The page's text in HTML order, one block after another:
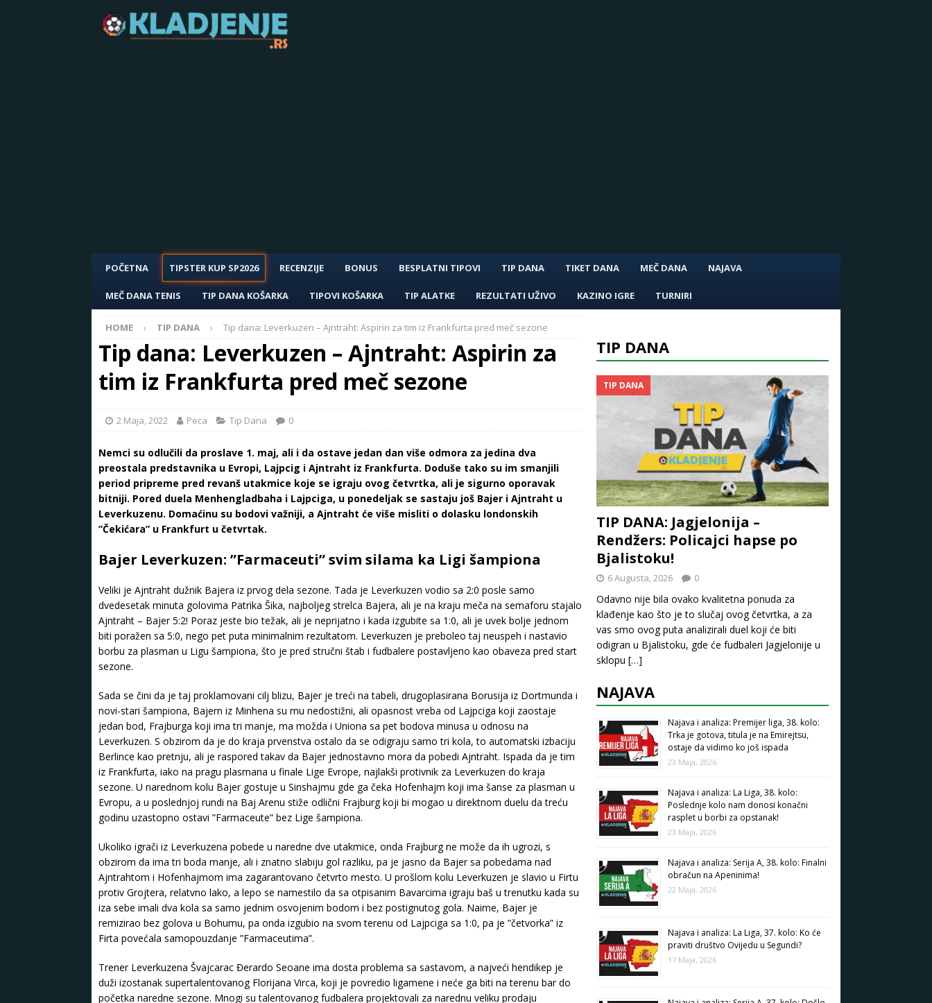
POČETNA TIPSTER KUP SP2026 RECENZIJE BONUS BESPLATNI TIPOVI TIP DANA TIKET DANA MEČ DANA NAJAVA
MEČ DANA TENIS TIP DANA KOŠARKA TIPOVI KOŠARKA TIP ALATKE REZULTATI UŽIVO KAZINO IGRE TURNIRI
HOME TIP DANA Tip dana: Leverkuzen – Ajntraht: Aspirin za tim iz Frankfurta pred meč sezone
Tip dana: Leverkuzen – Ajntraht: Aspirin za
tim iz Frankfurta pred meč sezone
2 Maja, 2022 Peca Tip Dana 0
Nemci su odlučili da proslave 1. maj, ali i da ostave jedan dan više odmora za jedina dva
preostala predstavnika u Evropi, Lajpcig i Ajntraht iz Frankfurta. Doduše tako su im smanjili
period pripreme pred revanš utakmice koje se igraju ovog četvrtka, ali je sigurno oporavak
bitniji. Pored duela Menhengladbaha i Lajpciga, u ponedeljak se sastaju još Bajer i Ajntraht u
Leverkuzenu. Domaćinu su bodovi važniji, a Ajntraht će više misliti o dolasku londonskih
”Čekićara” u Frankfurt u četvrtak.
Bajer Leverkuzen: ”Farmaceuti” svim silama ka Ligi šampiona
Veliki je Ajntraht dužnik Bajera iz prvog dela sezone. Tada je Leverkuzen vodio sa 2:0 posle samo
dvedesetak minuta golovima Patrika Šika, najboljeg strelca Bajera, ali je na kraju meča na semaforu stajalo
Ajntraht – Bajer 5:2! Poraz jeste bio težak, ali je neprijatno i kada izgubite sa 1:0, ali je uvek bolje jednom
biti poražen sa 5:0, nego pet puta minimalnim rezultatom. Leverkuzen je preboleo taj neuspeh i nastavio
borbu za plasman u Ligu šampiona, što je pred stručni štab i fudbalere postavljeno kao obaveza pred start
sezone.
Sada se čini da je taj proklamovani cilj blizu, Bajer je treći na tabeli, drugoplasirana Borusija iz Dortmunda i
novi-stari šampiona, Bajern iz Minhena su mu nedostižni, ali opasnost vreba od Lajpciga koji zaostaje
jedan bod, Frajburga koji ima tri manje, ma možda i Uniona sa pet bodova minusa u odnosu na
Leverkuzen. S obzirom da je do kraja prvenstva ostalo da se odigraju samo tri kola, to automatski izbaciju
Berlince kao pretnju, ali je raspored takav da Bajer jednostavno mora da pobedi Ajntraht. Ispada da je tim
iz Frankfurta, iako na pragu plasmana u finale Lige Evrope, najlakši protivnik za Leverkuzen do kraja
sezone. U narednom kolu Bajer gostuje u Sinshajmu gde ga čeka Hofenhajm koji ima šanse za plasman u
Evropu, a u poslednjoj rundi na Baj Arenu stiže odlični Frajburg koji bi mogao u direktnom duelu da treću
godinu uzastopno ostavi ”Farmaceute” bez Lige šampiona.
Ukoliko igrači iz Leverkuzena pobede u naredne dve utakmice, onda Frajburg ne može da ih ugrozi, s
obzirom da ima tri boda manje, ali i znatno slabiju gol razliku, pa je jasno da Bajer sa pobedama nad
Ajntrahtom i Hofenhajmom ima zagarantovano četvrto mesto. U prošlom kolu Leverkuzen je slavio u Firtu
protiv Grojtera, relatvno lako, a lepo se namestilo da sa otpisanim Bavarcima igraju baš u trenutku kada su
iza sebe imali dva kola sa samo jednim osvojenim bodom i bez postignutog gola. Naime, Bajer je
remizirao bez golova u Bohumu, pa onda izgubio na svom terenu od Lajpciga sa 1:0, pa je ”četvorka” iz
Firta povećala samopouzdanje ”Farmaceutima”.
Trener Leverkuzena Švajcarac Đerardo Seoane ima dosta problema sa sastavom, a najveći hendikep je
duži izostanak supertalentovanog Florijana Virca, koji je povredio ligamene i neće ga biti na terenu bar do
početka naredne sezone. Mnogi su talentovanog fudbalera projektovali za narednu veliku prodaju
TIP DANA
TIP DANA
TIP DANA: Jagjelonija –
Rendžers: Policajci hapse po
Bjalistoku!
6 Augusta, 2026 0
Odavno nije bila ovako kvalitetna ponuda za
klađenje kao što je to slučaj ovog četvrtka, a za
vas smo ovog puta analizirali duel koji će biti
odigran u Bjalistoku, gde će fudbaleri Jagjelonije u
sklopu […]
NAJAVA
Najava i analiza: Premijer liga, 38. kolo:
Trka je gotova, titula je na Emirejtsu,
ostaje da vidimo ko još ispada
23 Maja, 2026
Najava i analiza: La Liga, 38. kolo:
Poslednje kolo nam donosi konačni
rasplet u borbi za opstanak!
23 Maja, 2026
Najava i analiza: Serija A, 38. kolo: Finalni
obračun na Apeninima!
22 Maja, 2026
Najava i analiza: La Liga, 37. kolo: Ko će
praviti društvo Ovijedu u Segundi?
17 Maja, 2026